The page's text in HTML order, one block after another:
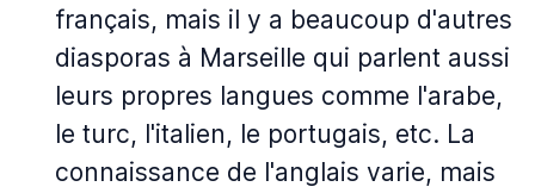
français, mais il y a beaucoup d'autres
diasporas à Marseille qui parlent aussi
leurs propres langues comme l'arabe,
le turc, l'italien, le portugais, etc. La
connaissance de l'anglais varie, mais